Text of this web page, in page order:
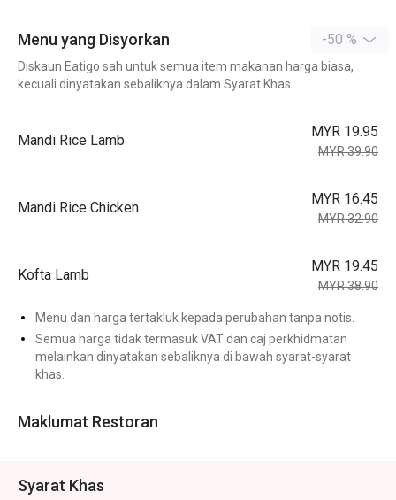
Menu yang Disyorkan -50 %
Diskaun Eatigo sah untuk semua item makanan harga biasa,
kecuali dinyatakan sebaliknya dalam Syarat Khas.
Mandi Rice Lamb
MYR 19.95
MYR 39.90
Mandi Rice Chicken
MYR 16.45
MYR 32.90
Kofta Lamb
MYR 19.45
MYR 38.90
Menu dan harga tertakluk kepada perubahan tanpa notis.
Semua harga tidak termasuk VAT dan caj perkhidmatan
melainkan dinyatakan sebaliknya di bawah syarat-syarat
khas.
Maklumat Restoran
Syarat Khas